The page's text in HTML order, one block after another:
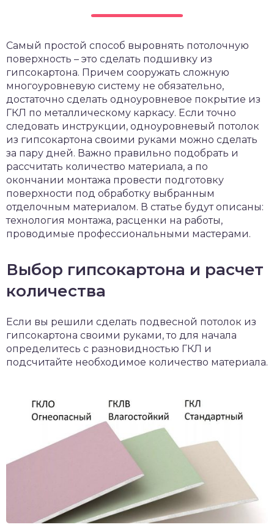
Самый простой способ выровнять потолочную
поверхность – это сделать подшивку из
гипсокартона. Причем сооружать сложную
многоуровневую систему не обязательно,
достаточно сделать одноуровневое покрытие из
ГКЛ по металлическому каркасу. Если точно
следовать инструкции, одноуровневый потолок
из гипсокартона своими руками можно сделать
за пару дней. Важно правильно подобрать и
рассчитать количество материала, а по
окончании монтажа провести подготовку
поверхности под обработку выбранным
отделочным материалом. В статье будут описаны:
технология монтажа, расценки на работы,
проводимые профессиональными мастерами.
Выбор гипсокартона и расчет
количества
Если вы решили сделать подвесной потолок из
гипсокартона своими руками, то для начала
определитесь с разновидностью ГКЛ и
подсчитайте необходимое количество материала.
и уход